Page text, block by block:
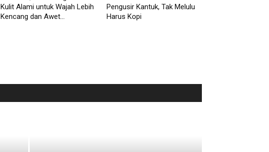
Kulit Alami untuk Wajah Lebih
Kencang dan Awet...
Pengusir Kantuk, Tak Melulu
Harus Kopi